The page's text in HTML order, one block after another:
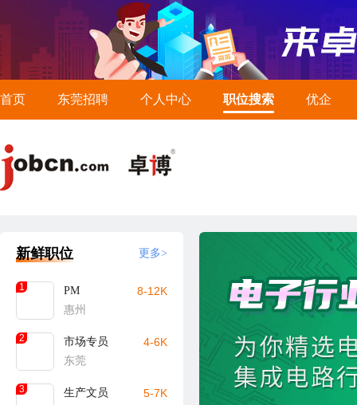
首页 东莞招聘 个人中心 职位搜索 优企
新鲜职位 更多>
1
PM
惠州
8-12K
2
市场专员
东莞
4-6K
3
生产文员
5-7K